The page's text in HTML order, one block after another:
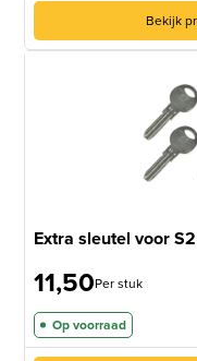
Bekijk
Extra sleutel voor
11,50Per stuk
Op voorraad